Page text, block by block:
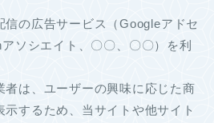
信の広告サービス（Googleアドセ
ソシエイト、〇〇、〇〇）を利
者は、ユーザーの興味に応じた商
するため、当サイトや他サイト